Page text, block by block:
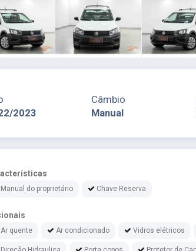
2023
Câmbio
Manual
Manual do proprietário Chave Reserva
Ar quente Ar condicionado Vidros elétricos